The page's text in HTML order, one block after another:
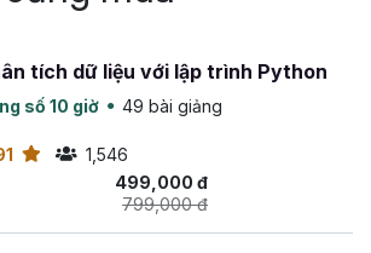
tích dữ liệu với lập trình Python
số 10 giờ 49 bài giảng
1,546
499,000 đ
799,000 đ